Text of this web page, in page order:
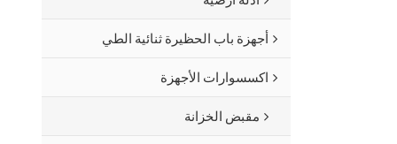
أجهزة باب الحظيرة ثنائية الطي
اكسسوارات الأجهزة
مقبض الخزانة